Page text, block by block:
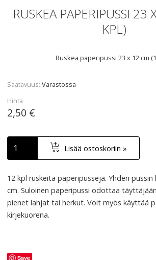
RUSKEA PAPERIPUSSI 23
KPL)
Ruskea paperipussi 23 x 12 cm
Saatavuus Varastossa
Hinta
2,50 €
Lisää ostoskoriin »
12 kpl ruskeita paperipusseja. Yhden
cm. Suloinen paperipussi odottaa
pienet lahjat tai herkut. Voit myös käyttää
kirjekuorena.
Save